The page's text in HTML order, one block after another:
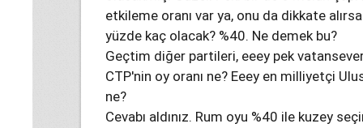
etkileme oranı var ya, onu da dikkate
yüzde kaç olacak? %40. Ne demek bu?
Geçtim diğer partileri, eeey pek
CTP'nin oy oranı ne? Eeey en milliyetçi
ne?
Cevabı aldınız. Rum oyu %40 ile kuzey